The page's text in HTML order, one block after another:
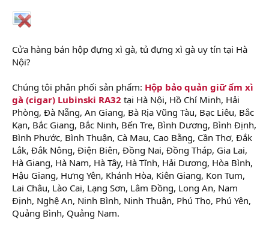
Cửa hàng bán hộp đựng xì gà, tủ đựng xì gà uy tín tại Hà
Nội?
Chúng tôi phân phối sản phẩm: Hộp bảo quản giữ ẩm xì
gà (cigar) Lubinski RA32 tại Hà Nội, Hồ Chí Minh, Hải
Phòng, Đà Nẵng, An Giang, Bà Rịa Vũng Tàu, Bạc Liêu, Bắc
Kạn, Bắc Giang, Bắc Ninh, Bến Tre, Bình Dương, Bình Định,
Bình Phước, Bình Thuận, Cà Mau, Cao Bằng, Cần Thơ, Đắk
Lắk, Đắk Nông, Điện Biên, Đồng Nai, Đồng Tháp, Gia Lai,
Hà Giang, Hà Nam, Hà Tây, Hà Tĩnh, Hải Dương, Hòa Bình,
Hậu Giang, Hưng Yên, Khánh Hòa, Kiên Giang, Kon Tum,
Lai Châu, Lào Cai, Lạng Sơn, Lâm Đồng, Long An, Nam
Định, Nghệ An, Ninh Bình, Ninh Thuận, Phú Thọ, Phú Yên,
Quảng Bình, Quảng Nam.